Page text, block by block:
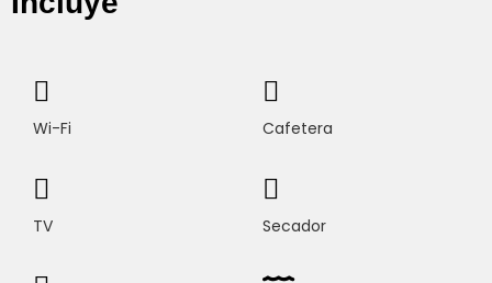
Wi-Fi Cafetera
TV Secador